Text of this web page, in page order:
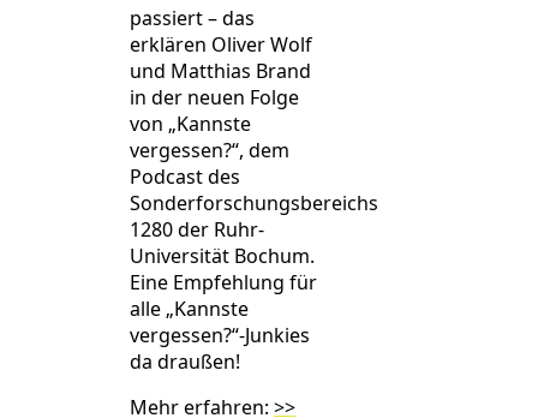
passiert – das
erklären Oliver Wolf
und Matthias Brand
in der neuen Folge
von „Kannste
vergessen?“, dem
Podcast des
Sonderforschungsbereichs
1280 der Ruhr-
Universität Bochum.
Eine Empfehlung für
alle „Kannste
vergessen?“-Junkies
da draußen!
Mehr erfahren: >>